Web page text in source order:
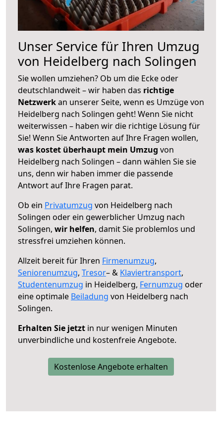
Unser Service für Ihren Umzug
von Heidelberg nach Solingen
Sie wollen umziehen? Ob um die Ecke oder
deutschlandweit – wir haben das richtige
Netzwerkan unserer Seite, wenn es Umzüge von
Heidelberg nach Solingen geht! Wenn Sie nicht
weiterwissen – haben wir die richtige Lösung für
Sie! Wenn Sie Antworten auf Ihre Fragen wollen,
was kostet überhaupt mein Umzug von
Heidelberg nach Solingen – dann wählen Sie sie
uns, denn wir haben immer die passende
Antwort auf Ihre Fragen parat.
Ob ein Privatumzug von Heidelberg nach
Solingen oder ein gewerblicher Umzug nach
Solingen, wir helfen, damit Sie problemlos und
stressfrei umziehen können.
Allzeit bereit für Ihren Firmenumzug,
Seniorenumzug, Tresor– & Klaviertransport,
Studentenumzug in Heidelberg, Fernumzug oder
eine optimale Beiladung von Heidelberg nach
Solingen.
Erhalten Sie jetzt in nur wenigen Minuten
unverbindliche und kostenfreie Angebote.
Kostenlose Angebote erhalten